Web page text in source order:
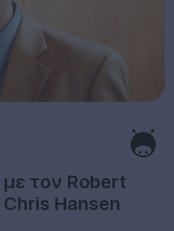
τον Robert
Hansen